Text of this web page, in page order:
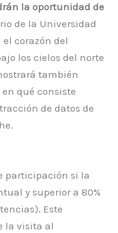
la oportunidad de
de la Universidad
corazón del
los cielos del norte
también
qué consiste
de datos de
participación si la
y superior a 80%
Este
la visita al